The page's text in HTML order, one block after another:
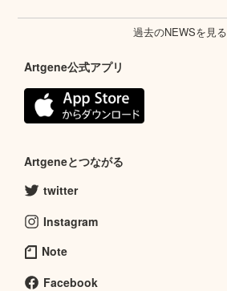
過去のNEWSを見る
Artgene公式アプリ
Artgeneとつながる
twitter
Instagram
Note
Facebook